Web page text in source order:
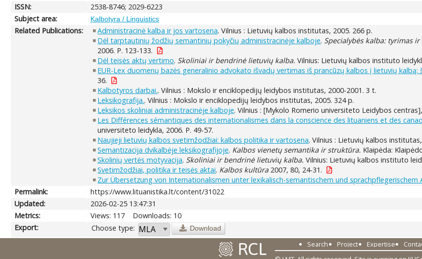
ISSN:
2538-8746; 2029-6223
Subject area:
Kalbotyra / Linguistics
Related Publications: Administracinė kalba ir jos vartosena. Vilnius : Lietuvių kalbos institutas, 2005. 266 p.
Dėl tarptautinių žodžių semantinių pokyčių administracinėje kalboje. Specialybės kalba: tyrimas ir
2006. P. 123-133.
Dėl teisės aktų vertimo. Skoliniai ir bendrinė lietuvių kalba. Vilnius: Lietuvių kalbos instituto
EUR-Lex duomenų bazės generalinio advokato išvadų vertimas iš prancūzų kalbos į lietuvių
36.
Kalbotyros darbai.. Vilnius : Mokslo ir enciklopedijų leidybos institutas, 2000-2001. 3 t.
Leksikografija.. Vilnius : Mokslo ir enciklopedijų leidybos institutas, 2005. 324 p.
Leksikos skoliniai administracinėje kalboje. Vilnius : [Mykolo Romerio universiteto Leidybos
Les Différences sémantiques des internationalismes dans la conscience des lituaniens et des
universiteto leidykla, 2006. P. 49-57.
Naujieji lietuvių kalbos svetimžodžiai: kalbos politika ir vartosena. Vilnius : Lietuvių kalbos
Semantizacija dvikalbėje leksikografijoje. Kalbos vienetų semantika ir struktūra. Klaipėda:
Skolinių vertės motyvacija. Skoliniai ir bendrinė lietuvių kalba. Vilnius: Lietuvių kalbos instituto
Svetimžodžiai, politika ir teisės aktai. Kalbos kultūra2007, 80, 24-31.
Zur Übersetzung von Internationalismen unter lexikalisch-semantischem und sprachpflegerischem
Permalink:
https://www.lituanistika.lt/content/31022
Updated:
2026-02-25 13:47:31
Metrics:
Views: 117
Downloads: 10
Export:
Choose type: Download
Search Project Expertise